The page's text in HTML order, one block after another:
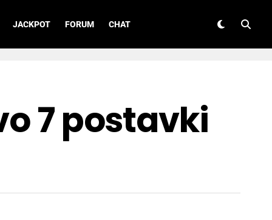
JACKPOT FORUM CHAT
7 postavki